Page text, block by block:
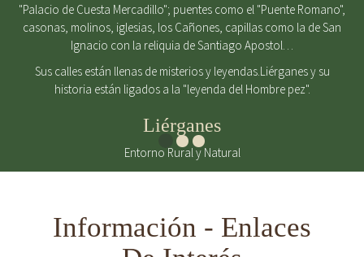
"Palacio de Cuesta Mercadillo"; puentes como el "Puente Romano",
casonas, molinos, iglesias, los Cañones, capillas como la de San
Ignacio con la reliquia de Santiago Apostol…
Sus calles están llenas de misterios y leyendas.Liérganes y su
historia están ligados a la "leyenda del Hombre pez".
Liérganes
Entorno Rural y Natural
Información - Enlaces